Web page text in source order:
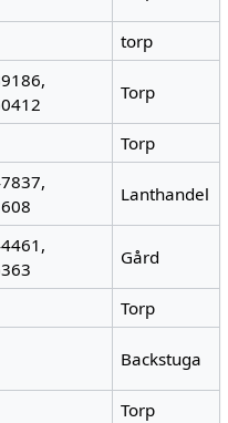
torp
Torp
Torp
Lanthandel
Gård
Torp
Backstuga
Torp